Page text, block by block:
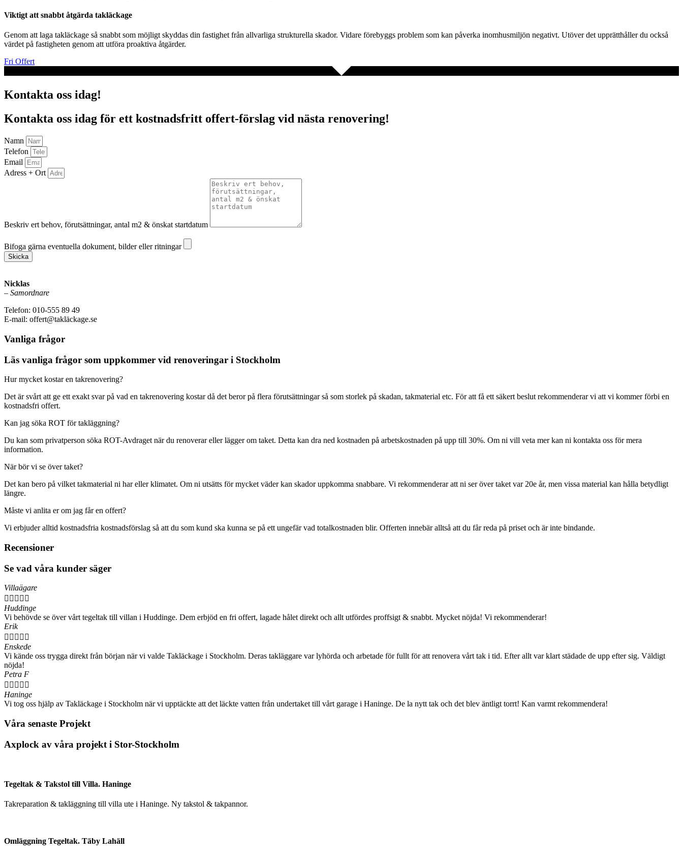
Viktigt att snabbt åtgärda takläckage
Genom att laga takläckage så snabbt som möjligt skyddas din fastighet från allvarliga strukturella skador. Vidare förebyggs problem som kan påverka inomhusmiljön negativt. Utöver det upprätthåller du också
värdet på fastigheten genom att utföra proaktiva åtgärder.
Fri Offert
Kontakta oss idag!
Kontakta oss idag för ett kostnadsfritt offert-förslag vid nästa renovering!
Namn
Telefon
Email
Adress + Ort
Beskriv ert behov, förutsättningar, antal m2 & önskat startdatum
Bifoga gärna eventuella dokument, bilder eller ritningar
Skicka
Nicklas
– Samordnare
Telefon: 010-555 89 49
E-mail: offert@takläckage.se
Vanliga frågor
Läs vanliga frågor som uppkommer vid renoveringar i Stockholm
Hur mycket kostar en takrenovering?
Det är svårt att ge ett exakt svar på vad en takrenovering kostar då det beror på flera förutsättningar så som storlek på skadan, takmaterial etc. För att få ett säkert beslut rekommenderar vi att vi kommer förbi en
kostnadsfri offert.
Kan jag söka ROT för takläggning?
Du kan som privatperson söka ROT-Avdraget när du renoverar eller lägger om taket. Detta kan dra ned kostnaden på arbetskostnaden på upp till 30%. Om ni vill veta mer kan ni kontakta oss för mera
information.
När bör vi se över taket?
Det kan bero på vilket takmaterial ni har eller klimatet. Om ni utsätts för mycket väder kan skador uppkomma snabbare. Vi rekommenderar att ni ser över taket var 20e år, men vissa material kan hålla betydligt
längre.
Måste vi anlita er om jag får en offert?
Vi erbjuder alltid kostnadsfria kostnadsförslag så att du som kund ska kunna se på ett ungefär vad totalkostnaden blir. Offerten innebär alltså att du får reda på priset och är inte bindande.
Recensioner
Se vad våra kunder säger
Villaägare
    
Huddinge
Vi behövde se över vårt tegeltak till villan i Huddinge. Dem erbjöd en fri offert, lagade hålet direkt och allt utfördes proffsigt & snabbt. Mycket nöjda! Vi rekommenderar!
Erik
    
Enskede
Vi kände oss trygga direkt från början när vi valde Takläckage i Stockholm. Deras takläggare var lyhörda och arbetade för fullt för att renovera vårt tak i tid. Efter allt var klart städade de upp efter sig. Väldigt
nöjda!
Petra F
    
Haninge
Vi tog oss hjälp av Takläckage i Stockholm när vi upptäckte att det läckte vatten från undertaket till vårt garage i Haninge. De la nytt tak och det blev äntligt torrt! Kan varmt rekommendera!
Våra senaste Projekt
Axplock av våra projekt i Stor-Stockholm
Tegeltak & Takstol till Villa. Haninge
Takreparation & takläggning till villa ute i Haninge. Ny takstol & takpannor.
Omläggning Tegeltak. Täby Lahäll